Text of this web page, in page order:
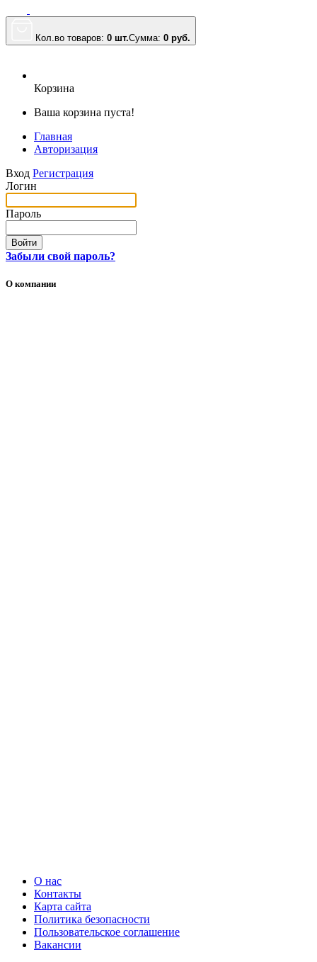
Кол.во товаров: 0 шт.Сумма: 0 руб.
Корзина
Ваша корзина пуста!
Главная
Авторизация
Вход Регистрация
Логин
Пароль
Войти
Забыли свой пароль?
О компании
О нас
Контакты
Карта сайта
Политика безопасности
Пользовательское соглашение
Вакансии